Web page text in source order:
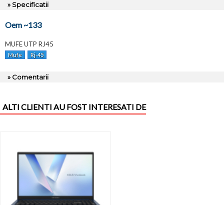
» Specificatii
Oem ~133
MUFE UTP RJ45
Mufe Rj-45
» Comentarii
ALTI CLIENTI AU FOST INTERESATI DE